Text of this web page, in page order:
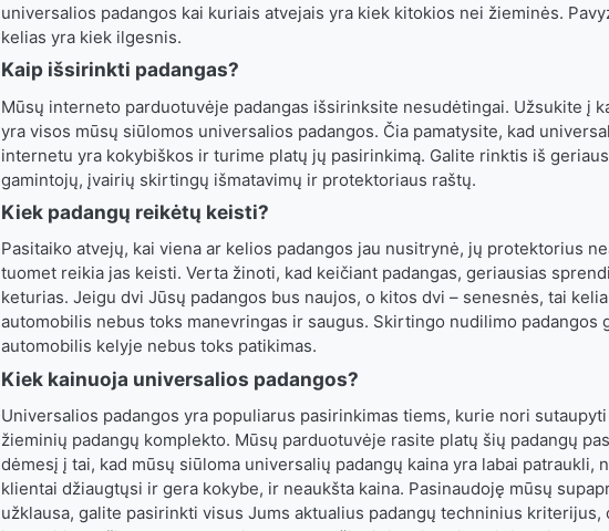
universalios padangos kai kuriais atvejais yra kiek kitokios nei žieminės.
kelias yra kiek ilgesnis.
Kaip išsirinkti padangas?
Mūsų interneto parduotuvėje padangas išsirinksite nesudėtingai. Užsukite į
yra visos mūsų siūlomos universalios padangos. Čia pamatysite, kad
internetu yra kokybiškos ir turime platų jų pasirinkimą. Galite rinktis iš
gamintojų, įvairių skirtingų išmatavimų ir protektoriaus raštų.
Kiek padangų reikėtų keisti?
Pasitaiko atvejų, kai viena ar kelios padangos jau nusitrynė, jų protektorius
tuomet reikia jas keisti. Verta žinoti, kad keičiant padangas, geriausias
keturias. Jeigu dvi Jūsų padangos bus naujos, o kitos dvi – senesnės, tai
automobilis nebus toks manevringas ir saugus. Skirtingo nudilimo padangos
automobilis kelyje nebus toks patikimas.
Kiek kainuoja universalios padangos?
Universalios padangos yra populiarus pasirinkimas tiems, kurie nori
žieminių padangų komplekto. Mūsų parduotuvėje rasite platų šių padangų
dėmesį į tai, kad mūsų siūloma universalių padangų kaina yra labai patraukli,
klientai džiaugtųsi ir gera kokybe, ir neaukšta kaina. Pasinaudoję mūsų
užklausa, galite pasirinkti visus Jums aktualius padangų techninius kriterijus,